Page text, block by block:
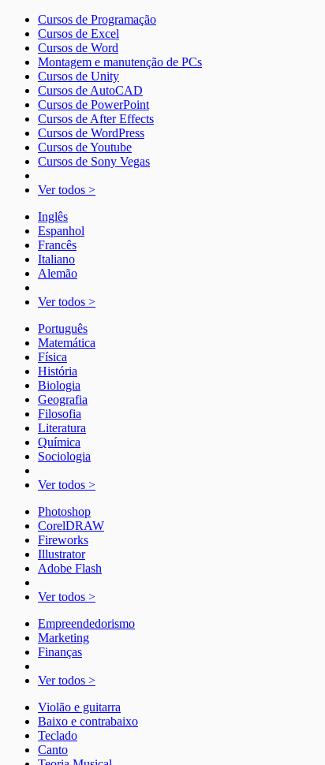
Cursos de Programação
Cursos de Excel
Cursos de Word
Montagem e manutenção de PCs
Cursos de Unity
Cursos de AutoCAD
Cursos de PowerPoint
Cursos de After Effects
Cursos de WordPress
Cursos de Youtube
Cursos de Sony Vegas
Ver todos >
Inglês
Espanhol
Francês
Italiano
Alemão
Ver todos >
Português
Matemática
Física
História
Biologia
Geografia
Filosofia
Literatura
Química
Sociologia
Ver todos >
Photoshop
CorelDRAW
Fireworks
Illustrator
Adobe Flash
Ver todos >
Empreendedorismo
Marketing
Finanças
Ver todos >
Violão e guitarra
Baixo e contrabaixo
Teclado
Canto